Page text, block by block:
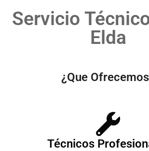
Servicio
Elda
¿Que
Técnicos